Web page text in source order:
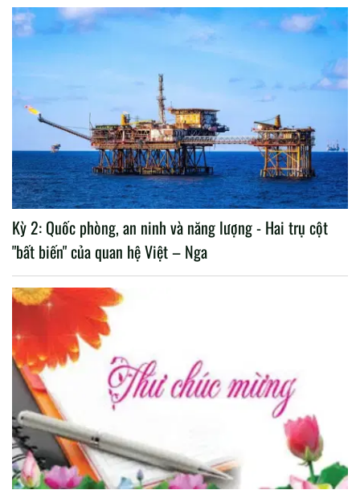
Kỳ 2: Quốc phòng, an ninh và năng lượng - Hai trụ cột
"bất biến" của quan hệ Việt – Nga